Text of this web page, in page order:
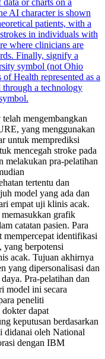
mengembangkan
yang menggunakan
untuk memprediksi
mencegah stroke pada
melakukan pra-pelatihan
tertentu dan
model yang ada dan
empat uji klinis acak.
grafik
catatan pasien. Para
identifikasi
berpotensi
acak. Tujuan akhirnya
yang dipersonalisasi dan
Pra-pelatihan dan
model ini secara
peneliti
dokter dapat
keputusan berdasarkan
didanai oleh National
dengan IBM